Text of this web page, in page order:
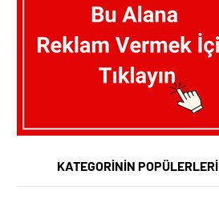
KATEGORİNİN POPÜLERLERİ